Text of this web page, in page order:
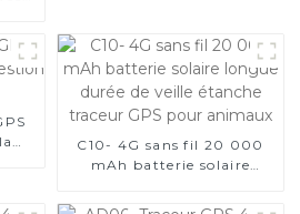
C10- 4G sans fil 20 000
mAh batterie solaire
étanche traceur GPS pour